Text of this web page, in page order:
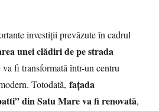
investiții prevăzute în cadrul
unei clădiri de pe strada
va fi transformată într-un centru
Totodată, fațada
din Satu Mare va fi renovată,